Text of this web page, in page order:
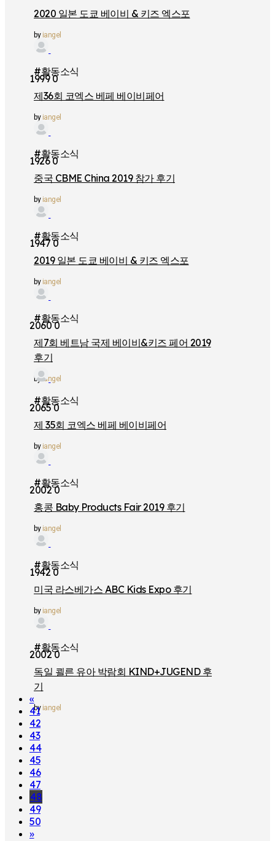
2020 일본 도쿄 베이비 & 키즈 엑스포
by iangel
#활동소식
제36회 코엑스 베페 베이비페어
by iangel
19990
#활동소식
중국 CBME China 2019 참가 후기
by iangel
19260
#활동소식
2019 일본 도쿄 베이비 & 키즈 엑스포
by iangel
19470
#활동소식
제7회 베트남 국제 베이비&키즈 페어 2019
후기
byiangel
20600
#활동소식
제 35회 코엑스 베페 베이비페어
by iangel
20650
#활동소식
홍콩 Baby Products Fair 2019 후기
by iangel
20020
#활동소식
미국 라스베가스 ABC Kids Expo 후기
by iangel
19420
#활동소식
독일 쾰른 유아 박람회 KIND+JUGEND 후
기
by iangel
20020
«
41
42
43
44
45
46
47
48
49
50
»